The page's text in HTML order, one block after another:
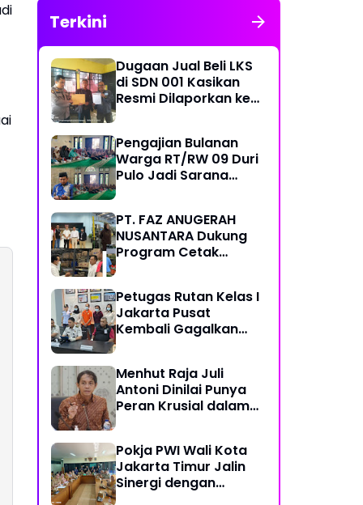
Terkini
Dugaan Jual Beli LKS
di SDN 001 Kasikan
Resmi Dilaporkan ke
Metroterkini.id Desak
Usut Kasus Ini
Pengajian Bulanan
Warga RT/RW 09 Duri
Pulo Jadi Sarana
Kebersamaan
PT. FAZ ANUGERAH
NUSANTARA Dukung
Program Cetak
Pestisida
Petugas Rutan Kelas I
Jakarta Pusat
Kembali Gagalkan
Disembunyikan di
Pakaian Dalam
Pengunjung
Menhut Raja Juli
Antoni Dinilai Punya
Peran Krusial dalam
Hutan
Pokja PWI Wali Kota
Jakarta Timur Jalin
Sinergi dengan